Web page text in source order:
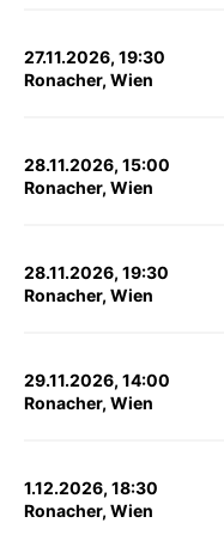
27.11.2026, 19:30
Ronacher, Wien
28.11.2026, 15:00
Ronacher, Wien
28.11.2026, 19:30
Ronacher, Wien
29.11.2026, 14:00
Ronacher, Wien
1.12.2026, 18:30
Ronacher, Wien